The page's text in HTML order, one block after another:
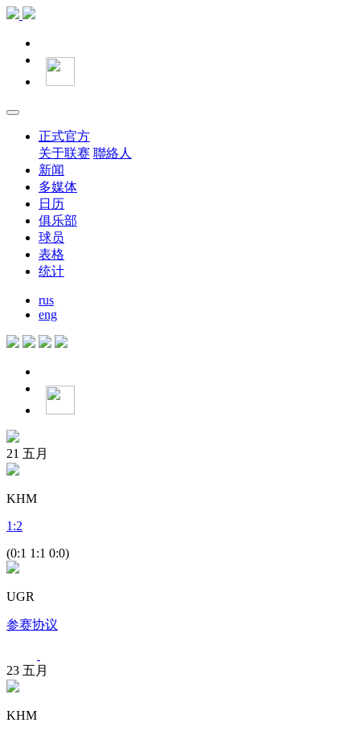
正式官方
关于联赛 聯絡人
新闻
多媒体
日历
俱乐部
球员
表格
统计
rus
eng
21 五月
KHM
1 :2
(0:1 1:1 0:0)
UGR
参赛协议
23 五月
KHM